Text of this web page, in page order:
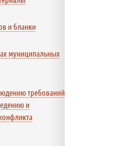
и бланки
муниципальных
требований
и